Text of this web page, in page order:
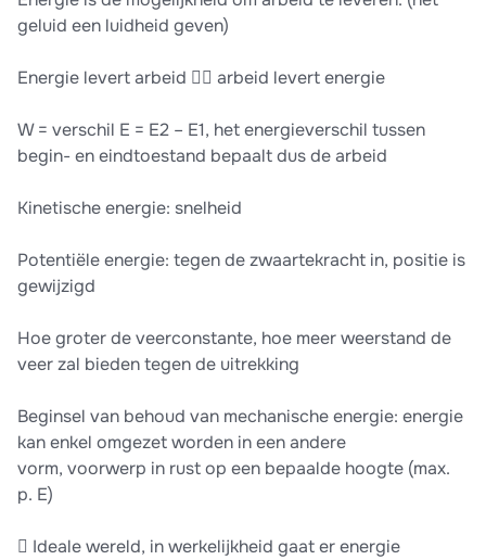
geluid een luidheid geven)
Energie levert arbeid  arbeid levert energie
W = verschil E = E2 – E1, het energieverschil tussen
begin- en eindtoestand bepaalt dus de arbeid
Kinetische energie: snelheid
Potentiële energie: tegen de zwaartekracht in, positie is
gewijzigd
Hoe groter de veerconstante, hoe meer weerstand de
veer zal bieden tegen de uitrekking
Beginsel van behoud van mechanische energie: energie
kan enkel omgezet worden in een andere
vorm, voorwerp in rust op een bepaalde hoogte (max.
p. E)
 Ideale wereld, in werkelijkheid gaat er energie